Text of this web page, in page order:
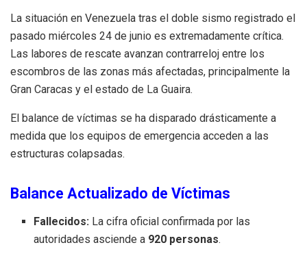
La situación en Venezuela tras el doble sismo registrado el
pasado miércoles 24 de junio es extremadamente crítica.
Las labores de rescate avanzan contrarreloj entre los
escombros de las zonas más afectadas, principalmente la
Gran Caracas y el estado de La Guaira.
El balance de víctimas se ha disparado drásticamente a
medida que los equipos de emergencia acceden a las
estructuras colapsadas.
Balance Actualizado de Víctimas
Fallecidos: La cifra oficial confirmada por las
autoridades asciende a 920 personas.